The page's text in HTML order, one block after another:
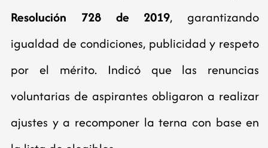
Resolución 728 de 2019, garantizando
igualdad de condiciones, publicidad y respeto
por el mérito. Indicó que las renuncias
voluntarias de aspirantes obligaron a realizar
ajustes y a recomponer la terna con base en